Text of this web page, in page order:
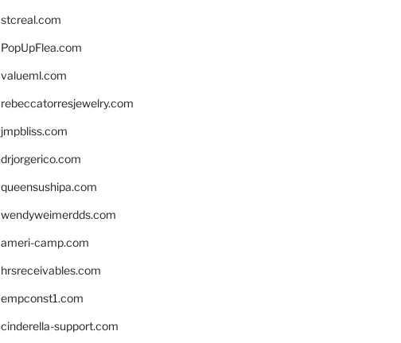
stcreal.com
PopUpFlea.com
valueml.com
rebeccatorresjewelry.com
jmpbliss.com
drjorgerico.com
queensushipa.com
wendyweimerdds.com
ameri-camp.com
hrsreceivables.com
empconst1.com
cinderella-support.com